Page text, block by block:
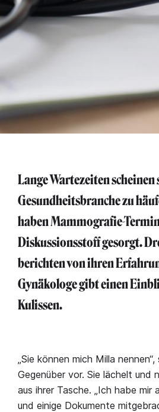
Lange Wartezeiten scheinen
Gesundheitsbranche zu
haben Mammografie-
Diskussionsstoff gesorgt.
berichten von ihren
Gynäkologe gibt einen
Kulissen.
„Sie können mich Milla
Gegenüber vor. Sie lächelt und
aus ihrer Tasche. „Ich habe mir
und einige Dokumente